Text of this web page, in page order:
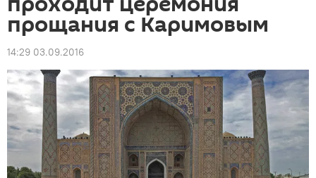
прощания с Каримовым
14:29 03.09.2016